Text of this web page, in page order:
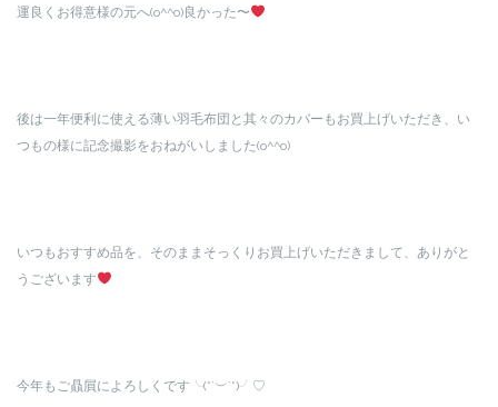
運良くお得意様の元へ(o^^o)良かった〜
後は一年便利に使える薄い羽毛布団と其々のカバーもお買上げいただき、い
つもの様に記念撮影をおねがいしました(o^^o)
いつもおすすめ品を、そのままそっくりお買上げいただきまして、ありがと
うございます
今年もご贔屓によろしくです╰(*´︶`*)╯♡